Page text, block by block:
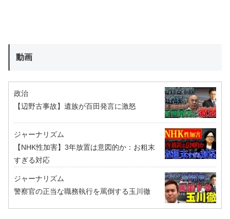
動画
政治
【辺野古事故】遺族が百田発言に激怒
ジャーナリズム
【NHK性加害】3年放置は意図的か：お粗末
すぎる対応
ジャーナリズム
警察官の正当な職務執行を罵倒する玉川徹